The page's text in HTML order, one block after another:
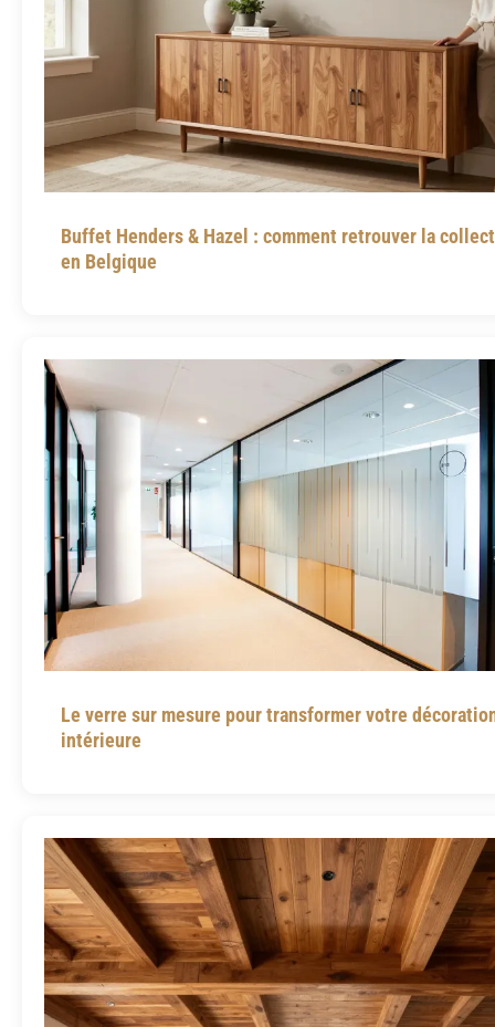
Buffet Henders & Hazel : comment retrouver la
en Belgique
Le verre sur mesure pour transformer votre
intérieure